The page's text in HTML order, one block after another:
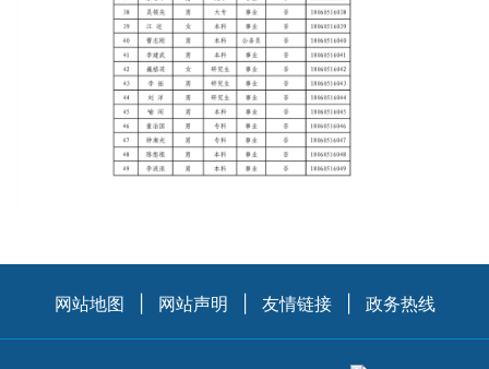
网站地图 网站声明 友情链接 政务热线